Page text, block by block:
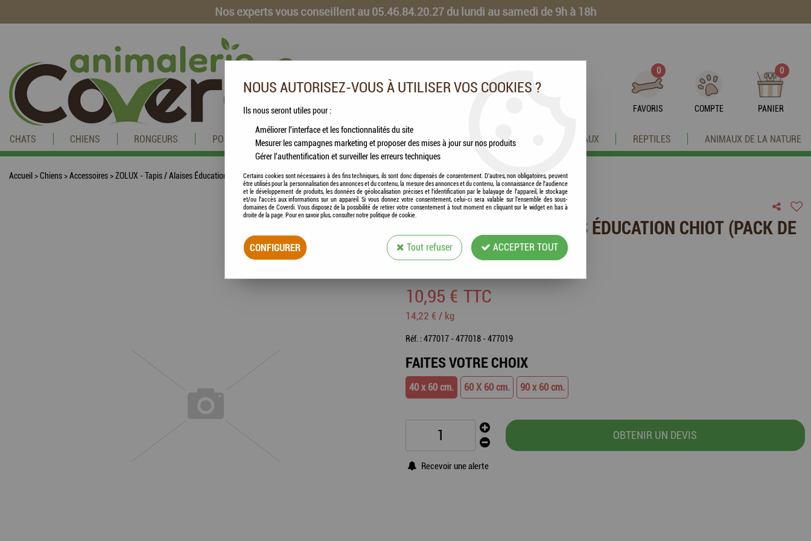
Nos experts vous conseillent au 05.46.84.20.27 du lundi au samedi de 9h à 18h
0
FAVORIS COMPTE
0
PANIER
CHATS CHIENS RONGEURS POISSONS CHEVAUX VOLAILLES ANIMAUX DE LA FERME OISEAUX REPTILES ANIMAUX DE LA NATURE
Accueil >Chiens>Accessoires>ZOLUX - Tapis / Alaises Éducation Chiot (Pack de 30)
ZOLUX - TAPIS / ALAISES ÉDUCATION CHIOT (PACK DE
30)
10,95 € TTC
14,22 € / kg
Réf. :477017 - 477018 - 477019
FAITES VOTRE CHOIX
40 x 60 cm. 60 X 60 cm. 90 x 60 cm.
OBTENIR UN DEVIS
Recevoir une alerte
NOUS AUTORISEZ-VOUS À UTILISER VOS COOKIES ?
Ils nous seront utiles pour :
Améliorer l'interface et les fonctionnalités du site
Mesurer les campagnes marketing et proposer des mises à jour sur nos produits
Gérer l'authentification et surveiller les erreurs techniques
Certains cookies sont nécessaires à des fins techniques, ils sont donc dispensés de consentement. D'autres, non obligatoires, peuvent
être utilisés pour la personnalisation des annonces et du contenu, la mesure des annonces et du contenu, la connaissance de l'audience
et le développement de produits, les données de géolocalisation précises et l'identification par le balayage de l'appareil, le stockage
et/ou l'accès aux informations sur un appareil. Si vous donnez votre consentement, celui-ci sera valable sur l’ensemble des sous-
domaines de Coverdi. Vous disposez de la possibilité de retirer votre consentement à tout moment en cliquant sur le widget en bas à
droite de la page. Pour en savoir plus, consulter notre politique de cookie.
CONFIGURER Tout refuser ACCEPTER TOUT